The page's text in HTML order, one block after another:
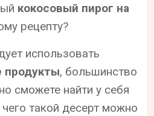
кокосовый пирог на
рецепту?
использовать
продукты, большинство
сможете найти у себя
чего такой десерт можно